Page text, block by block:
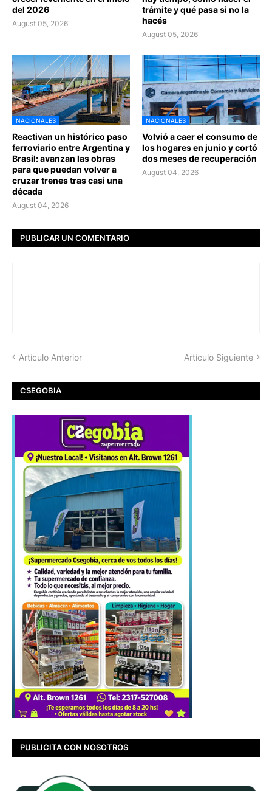
del 2026
August 05, 2026
trámite y qué pasa si no la
hacés
August 05, 2026
NACIONALES
Reactivan un histórico paso
ferroviario entre Argentina y
Brasil: avanzan las obras
para que puedan volver a
cruzar trenes tras casi una
década
August 04, 2026
NACIONALES
Volvió a caer el consumo de
los hogares en junio y cortó
dos meses de recuperación
August 04, 2026
PUBLICAR UN COMENTARIO
Artículo Anterior Artículo Siguiente
CSEGOBIA
PUBLICITA CON NOSOTROS